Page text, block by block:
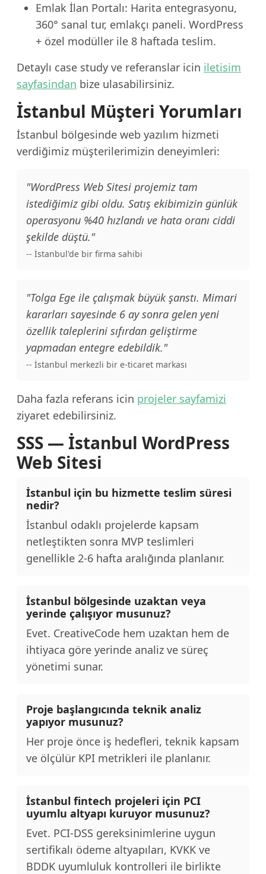
Emlak İlan Portalı: Harita entegrasyonu,
360° sanal tur, emlakçı paneli. WordPress
+ özel modüller ile 8 haftada teslim.
Detaylı case study ve referanslar icin iletisim
sayfasindan bize ulasabilirsiniz.
İstanbul Müşteri Yorumları
İstanbul bölgesinde web yazılım hizmeti
verdiğimiz müşterilerimizin deneyimleri:
"WordPress Web Sitesi projemiz tam
istediğimiz gibi oldu. Satış ekibimizin günlük
operasyonu %40 hızlandı ve hata oranı ciddi
şekilde düştü."
-- İstanbul'de bir firma sahibi
"Tolga Ege ile çalışmak büyük şanstı. Mimari
kararları sayesinde 6 ay sonra gelen yeni
özellik taleplerini sıfırdan geliştirme
yapmadan entegre edebildik."
-- İstanbul merkezli bir e-ticaret markası
Daha fazla referans icin projeler sayfamizi
ziyaret edebilirsiniz.
SSS — İstanbul WordPress
Web Sitesi
İstanbul için bu hizmette teslim süresi
nedir?
İstanbul odaklı projelerde kapsam
netleştikten sonra MVP teslimleri
genellikle 2-6 hafta aralığında planlanır.
İstanbul bölgesinde uzaktan veya
yerinde çalışıyor musunuz?
Evet. CreativeCode hem uzaktan hem de
ihtiyaca göre yerinde analiz ve süreç
yönetimi sunar.
Proje başlangıcında teknik analiz
yapıyor musunuz?
Her proje önce iş hedefleri, teknik kapsam
ve ölçülür KPI metrikleri ile planlanır.
İstanbul fintech projeleri için PCI
uyumlu altyapı kuruyor musunuz?
Evet. PCI-DSS gereksinimlerine uygun
sertifikalı ödeme altyapıları, KVKK ve
BDDK uyumluluk kontrolleri ile birlikte